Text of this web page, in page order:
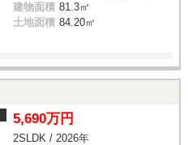
建物面積 81.3㎡
土地面積 84.20㎡
5,690万円
2SLDK / 2026年